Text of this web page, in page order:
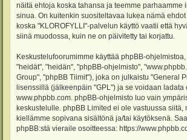
näitä ehtoja koska tahansa ja teemme parhaamme
sinua. On kuitenkin suositeltavaa lukea nämä ehdot
koska "KLOROFYLLI"-palvelun käyttö vaatii että
siinä muodossa, kuin ne on päivitetty tai korjattu.
Keskustelufoorumimme käyttää phpBB-
"heidät", "heidän", "phpBB-ohjelmisto",
Group", "phpBB Tiimit"), joka on julkaistu "General
lisenssillä (jälkeenpäin "GPL") ja se voidaan ladata
www.phpbb.com . phpBB-ohjelmisto luo vain
keskustelulle. phpBB Limited ei ole vastuussa siitä,
kiellämme sopivana sisältönä ja/tai käytöksenä.
phpBB:stä vieraile osoitteessa: https://